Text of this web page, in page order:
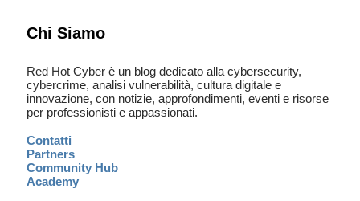
Chi Siamo
Red Hot Cyber è un blog dedicato alla cybersecurity,
cybercrime, analisi vulnerabilità, cultura digitale e
innovazione, con notizie, approfondimenti, eventi e risorse
per professionisti e appassionati.
Contatti
Partners
Community Hub
Academy